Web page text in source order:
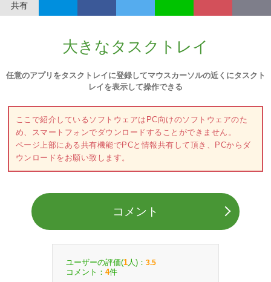
共有
大きなタスクトレイ
任意のアプリをタスクトレイに登録してマウスカーソルの近くにタスクト
レイを表示して操作できる
ここで紹介しているソフトウェアはPC向けのソフトウェアのた
め、スマートフォンでダウンロードすることができません。
ページ上部にある共有機能でPCと情報共有して頂き、PCからダ
ウンロードをお願い致します。
コメント
ユーザーの評価(1 人)： 3.5
コメント： 4件